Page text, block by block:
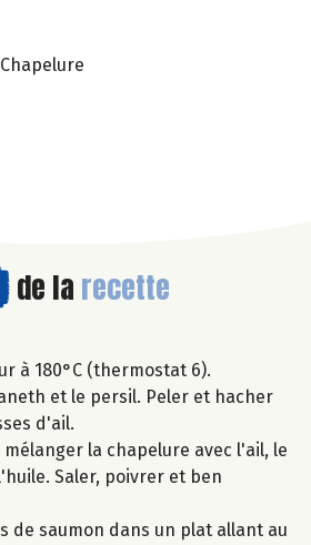
de la recette
à 180°C (thermostat 6).
et le persil. Peler et hacher
d'ail.
mélanger la chapelure avec l'ail, le
Saler, poivrer et ben
de saumon dans un plat allant au